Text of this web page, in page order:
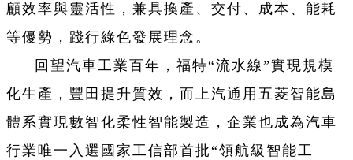
顧效率與靈活性，兼具換產、交付、成本、能耗
等優勢，踐行綠色發展理念。
回望汽車工業百年，福特“流水線”實現規模
化生產，豐田提升質效，而上汽通用五菱智能島
體系實現數智化柔性智能製造，企業也成為汽車
行業唯一入選國家工信部首批“領航級智能工